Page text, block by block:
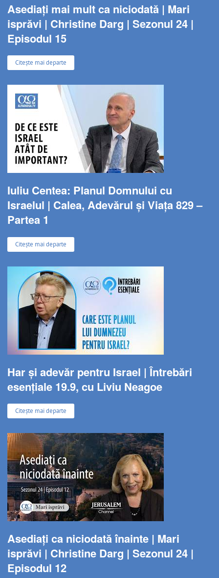
Asediați mai mult ca niciodată | Mari
isprăvi | Christine Darg | Sezonul 24 |
Episodul 15
Citește mai departe
Iuliu Centea: Planul Domnului cu
Israelul | Calea, Adevărul și Viața 829 –
Partea 1
Citește mai departe
Har și adevăr pentru Israel | Întrebări
esențiale 19.9, cu Liviu Neagoe
Citește mai departe
Asediați ca niciodată înainte | Mari
isprăvi | Christine Darg | Sezonul 24 |
Episodul 12